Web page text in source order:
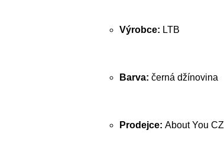
Výrobce: LTB
Barva: černá džínovina
Prodejce: About You CZ